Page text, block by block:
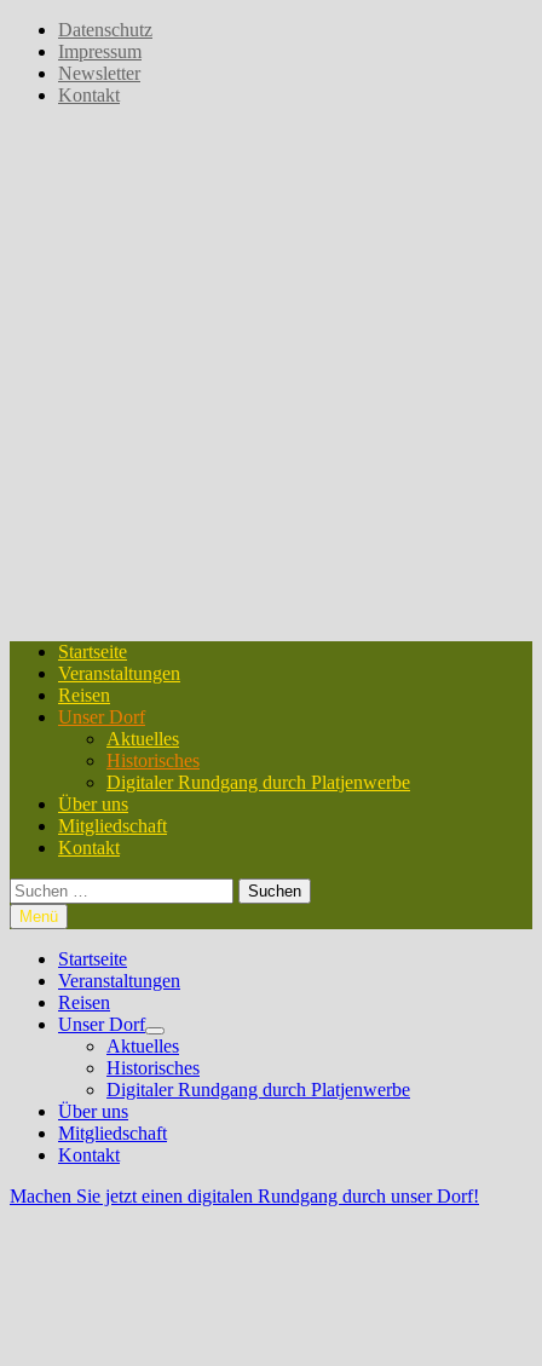
Zum
Inhalt
springen
Datenschutz
Impressum
Newsletter
Kontakt
Startseite
Veranstaltungen
Reisen
Unser Dorf
Aktuelles
Historisches
Digitaler Rundgang durch Platjenwerbe
Über uns
Mitgliedschaft
Kontakt
Suchen
nach:
Menü
Startseite
Veranstaltungen
Reisen
Unser Dorf
Untermenü
anzeigen
Aktuelles
Historisches
Digitaler Rundgang durch Platjenwerbe
Über uns
Mitgliedschaft
Kontakt
Machen Sie jetzt einen digitalen Rundgang durch unser Dorf!